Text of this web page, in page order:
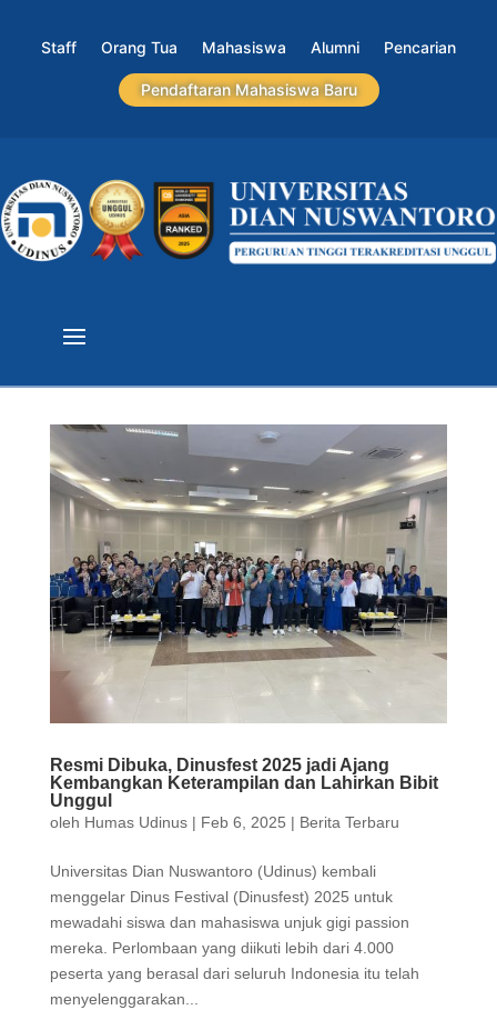
Staff Orang Tua Mahasiswa Alumni Pencarian
Pendaftaran Mahasiswa Baru
Resmi Dibuka, Dinusfest 2025 jadi Ajang
Kembangkan Keterampilan dan Lahirkan Bibit
Unggul
oleh Humas Udinus| Feb 6, 2025 | Berita Terbaru
Universitas Dian Nuswantoro (Udinus) kembali
menggelar Dinus Festival (Dinusfest) 2025 untuk
mewadahi siswa dan mahasiswa unjuk gigi passion
mereka. Perlombaan yang diikuti lebih dari 4.000
peserta yang berasal dari seluruh Indonesia itu telah
menyelenggarakan...